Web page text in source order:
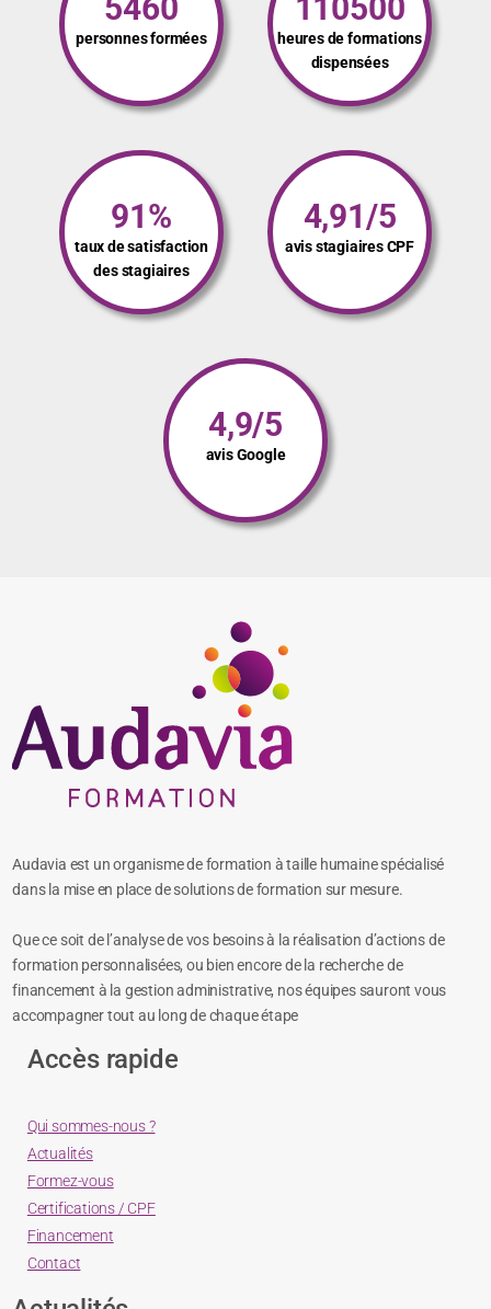
5460
personnes formées
110500
heures de formations
dispensées
91%
taux de satisfaction
des stagiaires
4,91/5
avis stagiaires CPF
4,9/5
avis Google
Audavia est un organisme de formation à taille humaine spécialisé
dans la mise en place de solutions de formation sur mesure.
Que ce soit de l’analyse de vos besoins à la réalisation d’actions de
formation personnalisées, ou bien encore de la recherche de
financement à la gestion administrative, nos équipes sauront vous
accompagner tout au long de chaque étape
Accès rapide
Qui sommes-nous ?
Actualités
Formez-vous
Certifications / CPF
Financement
Contact